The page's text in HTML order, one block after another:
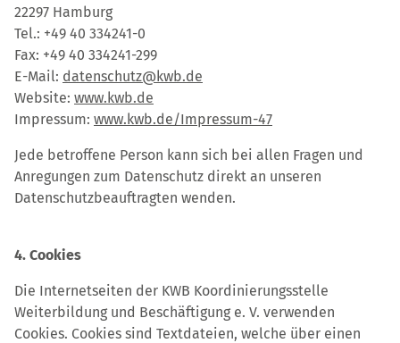
22297 Hamburg
Tel.: +49 40 334241-0
Fax: +49 40 334241-299
E-Mail: datenschutz@kwb.de
Website: www.kwb.de
Impressum: www.kwb.de/Impressum-47
Jede betroffene Person kann sich bei allen Fragen und
Anregungen zum Datenschutz direkt an unseren
Datenschutzbeauftragten wenden.
4. Cookies
Die Internetseiten der KWB Koordinierungsstelle
Weiterbildung und Beschäftigung e. V. verwenden
Cookies. Cookies sind Textdateien, welche über einen